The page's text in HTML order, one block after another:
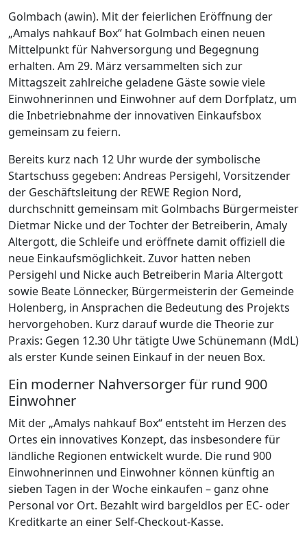
Golmbach (awin). Mit der feierlichen Eröffnung der
„Amalys nahkauf Box“ hat Golmbach einen neuen
Mittelpunkt für Nahversorgung und Begegnung
erhalten. Am 29. März versammelten sich zur
Mittagszeit zahlreiche geladene Gäste sowie viele
Einwohnerinnen und Einwohner auf dem Dorfplatz, um
die Inbetriebnahme der innovativen Einkaufsbox
gemeinsam zu feiern.
Bereits kurz nach 12 Uhr wurde der symbolische
Startschuss gegeben: Andreas Persigehl, Vorsitzender
der Geschäftsleitung der REWE Region Nord,
durchschnitt gemeinsam mit Golmbachs Bürgermeister
Dietmar Nicke und der Tochter der Betreiberin, Amaly
Altergott, die Schleife und eröffnete damit offiziell die
neue Einkaufsmöglichkeit. Zuvor hatten neben
Persigehl und Nicke auch Betreiberin Maria Altergott
sowie Beate Lönnecker, Bürgermeisterin der Gemeinde
Holenberg, in Ansprachen die Bedeutung des Projekts
hervorgehoben. Kurz darauf wurde die Theorie zur
Praxis: Gegen 12.30 Uhr tätigte Uwe Schünemann (MdL)
als erster Kunde seinen Einkauf in der neuen Box.
Ein moderner Nahversorger für rund 900
Einwohner
Mit der „Amalys nahkauf Box“ entsteht im Herzen des
Ortes ein innovatives Konzept, das insbesondere für
ländliche Regionen entwickelt wurde. Die rund 900
Einwohnerinnen und Einwohner können künftig an
sieben Tagen in der Woche einkaufen – ganz ohne
Personal vor Ort. Bezahlt wird bargeldlos per EC- oder
Kreditkarte an einer Self-Checkout-Kasse.